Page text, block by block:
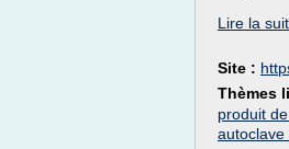
Lire la
Site :
Thèmes
produit
autoclave